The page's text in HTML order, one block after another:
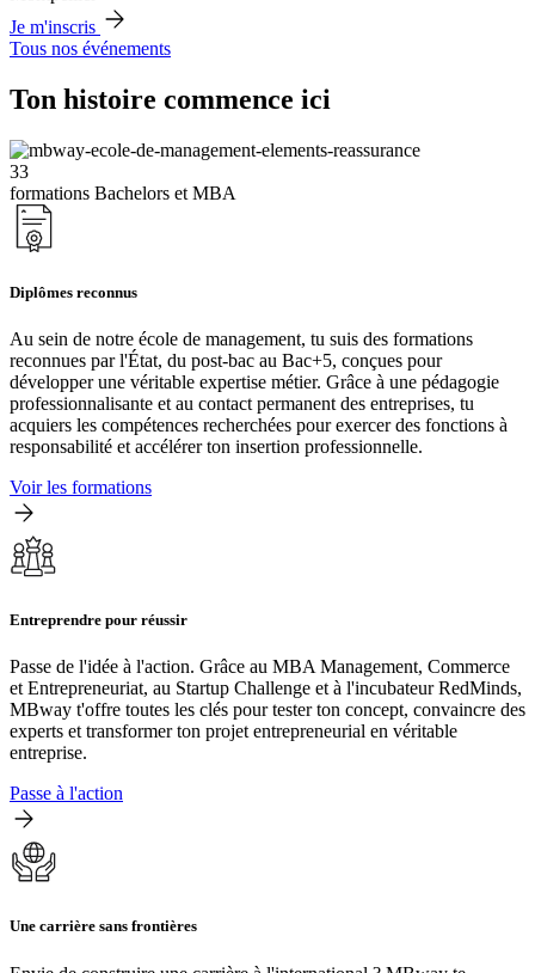
Je m'inscris
Tous nos événements
Ton histoire commence ici
33
formations Bachelors et MBA
Diplômes reconnus
Au sein de notre école de management, tu suis des formations
reconnues par l'État, du post-bac au Bac+5, conçues pour
développer une véritable expertise métier. Grâce à une pédagogie
professionnalisante et au contact permanent des entreprises, tu
acquiers les compétences recherchées pour exercer des fonctions à
responsabilité et accélérer ton insertion professionnelle.
Voir les formations
Entreprendre pour réussir
Passe de l'idée à l'action. Grâce au MBA Management, Commerce
et Entrepreneuriat, au Startup Challenge et à l'incubateur RedMinds,
MBway t'offre toutes les clés pour tester ton concept, convaincre des
experts et transformer ton projet entrepreneurial en véritable
entreprise.
Passe à l'action
Une carrière sans frontières